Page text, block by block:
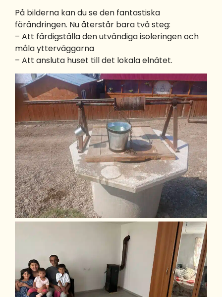
På bilderna kan du se den fantastiska
förändringen. Nu återstår bara två steg:
– Att färdigställa den utvändiga isoleringen och
måla ytterväggarna
– Att ansluta huset till det lokala elnätet.